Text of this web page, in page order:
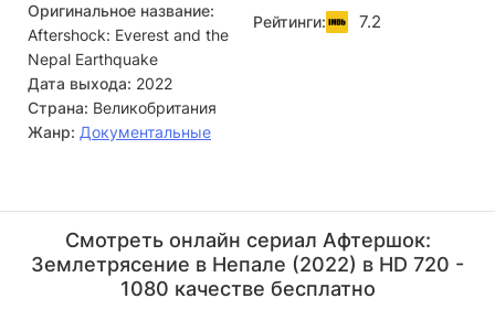
Оригинальное название:
Aftershock: Everest and the
Nepal Earthquake
Дата выхода: 2022
Страна: Великобритания
Жанр: Документальные
Рейтинги: 7.2
Смотреть онлайн сериал Афтершок:
Землетрясение в Непале (2022) в HD 720 -
1080 качестве бесплатно